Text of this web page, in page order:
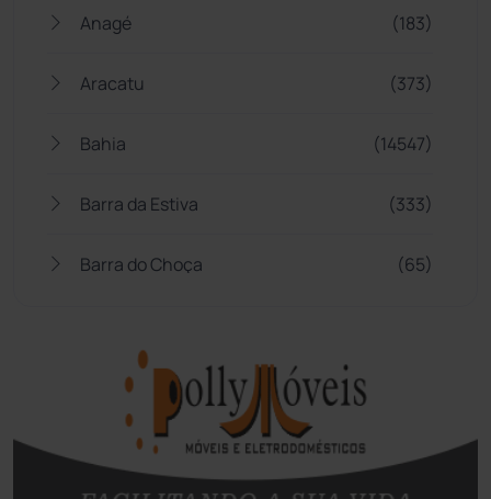
Anagé (183)
Aracatu (373)
Bahia (14547)
Barra da Estiva (333)
Barra do Choça (65)
Bom Jesus da Lapa
Boquira